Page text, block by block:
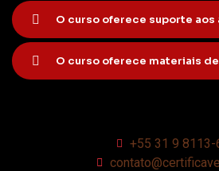
O curso oferece suporte aos
O curso oferece materiais
+55 31 9